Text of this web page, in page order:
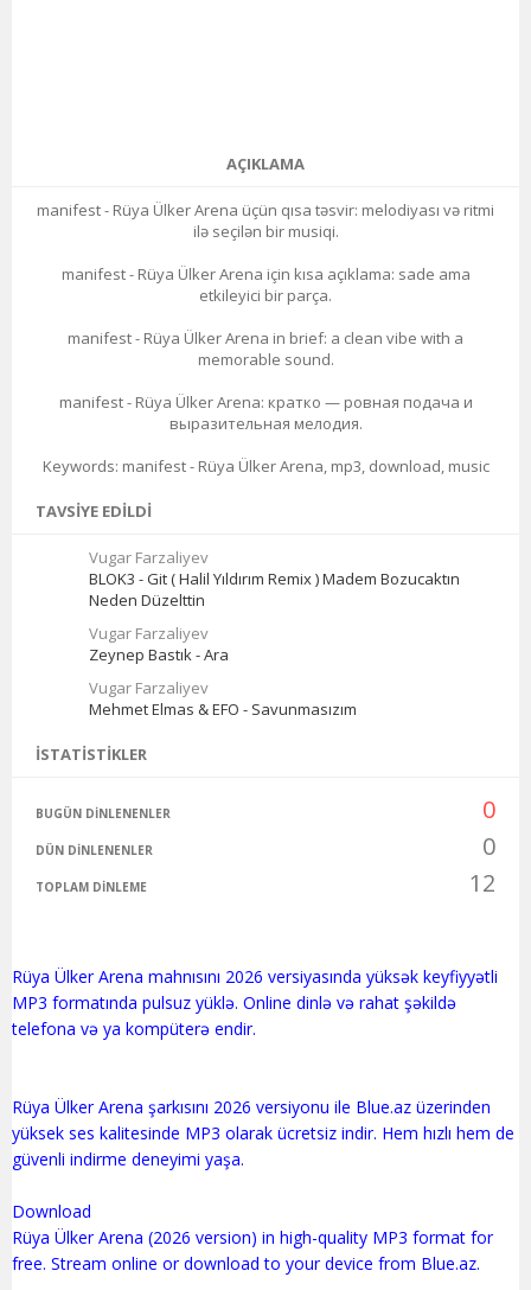
AÇIKLAMA
manifest - Rüya Ülker Arena üçün qısa təsvir: melodiyası və ritmi
ilə seçilən bir musiqi.
manifest - Rüya Ülker Arena için kısa açıklama: sade ama
etkileyici bir parça.
manifest - Rüya Ülker Arena in brief: a clean vibe with a
memorable sound.
manifest - Rüya Ülker Arena: кратко — ровная подача и
выразительная мелодия.
Keywords: manifest - Rüya Ülker Arena, mp3, download, music
TAVSIYE EDILDI
Vugar Farzaliyev
BLOK3 - Git ( Halil Yıldırım Remix ) Madem Bozucaktın
Neden Düzelttin
Vugar Farzaliyev
Zeynep Bastık - Ara
Vugar Farzaliyev
Mehmet Elmas & EFO - Savunmasızım
İSTATISTIKLER
BUGÜN DINLENENLER 0
DÜN DINLENENLER 0
TOPLAM DINLEME 12
Rüya Ülker Arena mahnısını 2026 versiyasında yüksək keyfiyyətli
MP3 formatında pulsuz yüklə. Online dinlə və rahat şəkildə
telefona və ya kompüterə endir.
Rüya Ülker Arena şarkısını 2026 versiyonu ile Blue.az üzerinden
yüksek ses kalitesinde MP3 olarak ücretsiz indir. Hem hızlı hem de
güvenli indirme deneyimi yaşa.
Download
Rüya Ülker Arena (2026 version) in high-quality MP3 format for
free. Stream online or download to your device from Blue.az.